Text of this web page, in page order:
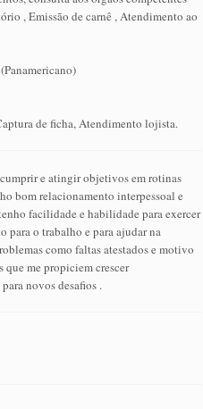
, Emissão de carnê , Atendimento ao
de ficha, Atendimento lojista.
e atingir objetivos em rotinas
bom relacionamento interpessoal e
facilidade e habilidade para exercer
para o trabalho e para ajudar na
como faltas atestados e motivo
que me propiciem crescer
novos desafios .